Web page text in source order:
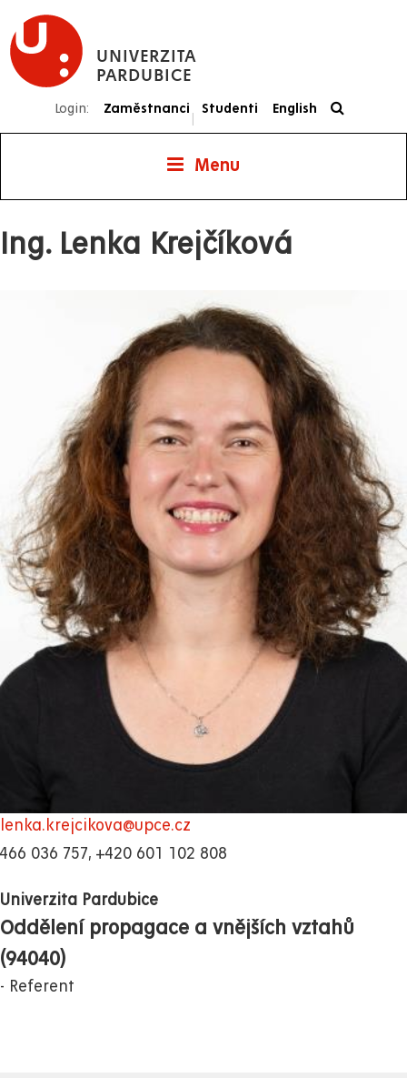
Přejít
hlavnímu
UNIVERZITA
PARDUBICE
Login: Zaměstnanci
|
Studenti English
Menu
Ing. Lenka Krejčíková
lenka.krejcikova@upce.cz
466 036 757, +420 601 102 808
Univerzita Pardubice
Oddělení propagace a vnějších vztahů
(94040)
Referent